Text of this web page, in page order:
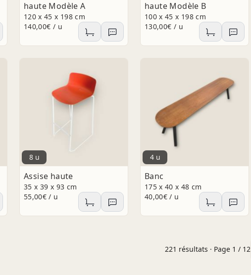
haute Modèle A
120 x 45 x 198 cm
140,00€ / u
haute Modèle B
100 x 45 x 198 cm
130,00€ / u
8 u
Assise haute
35 x 39 x 93 cm
55,00€ / u
4 u
Banc
175 x 40 x 48 cm
40,00€ / u
221 résultats · Page 1 / 12